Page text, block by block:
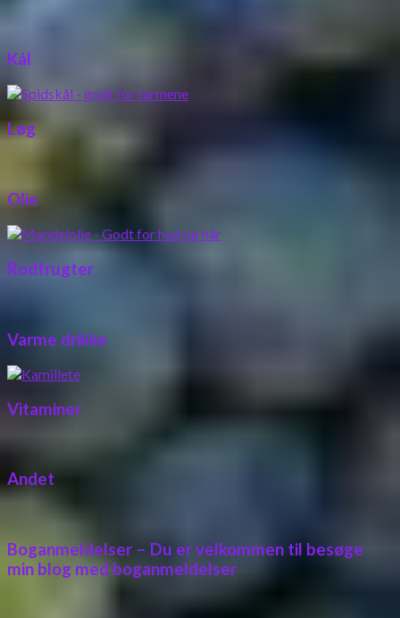
Kål
Løg
Olie
Rodfrugter
Varme drikke
Vitaminer
Andet
Boganmeldelser – Du er velkommen til besøge
min blog med boganmeldelser